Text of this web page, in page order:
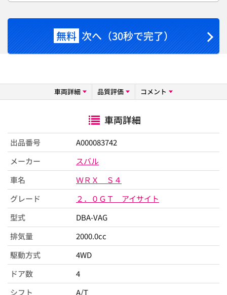
無料 次へ（30秒で完了）
車両詳細 品質評価 コメント
車両詳細
出品番号
A000083742
メーカー
スバル
車名
ＷＲＸ Ｓ４
グレード
２．０ＧＴ アイサイト
型式
DBA-VAG
排気量
2000.0cc
駆動方式
4WD
ドア数
4
シフト
A/T